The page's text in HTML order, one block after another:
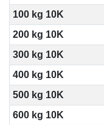
100 kg 10K
200 kg 10K
300 kg 10K
400 kg 10K
500 kg 10K
600 kg 10K